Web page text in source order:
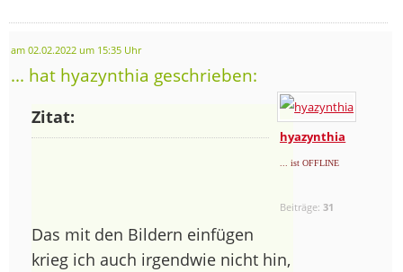
am 02.02.2022 um 15:35 Uhr
... hat hyazynthia geschrieben:
hyazynthia
... ist OFFLINE
Beiträge:31
Zitat:
Das mit den Bildern einfügen
krieg ich auch irgendwie nicht hin,